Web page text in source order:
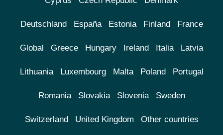
Deutschland España Estonia Finland France
Global Greece Hungary Ireland Italia Latvia
Lithuania Luxembourg Malta Poland Portugal
Romania Slovakia Slovenia Sweden
Switzerland United Kingdom Other countries